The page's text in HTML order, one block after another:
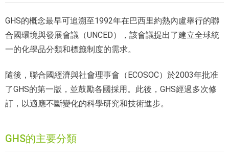
GHS的概念最早可追溯至1992年在巴西里約熱內盧舉行的聯
合國環境與發展會議（UNCED），該會議提出了建立全球統
一的化學品分類和標籤制度的需求。
隨後，聯合國經濟與社會理事會（ECOSOC）於2003年批准
了GHS的第一版，並鼓勵各國採用。此後，GHS經過多次修
訂，以適應不斷變化的科學研究和技術進步。
GHS的主要分類